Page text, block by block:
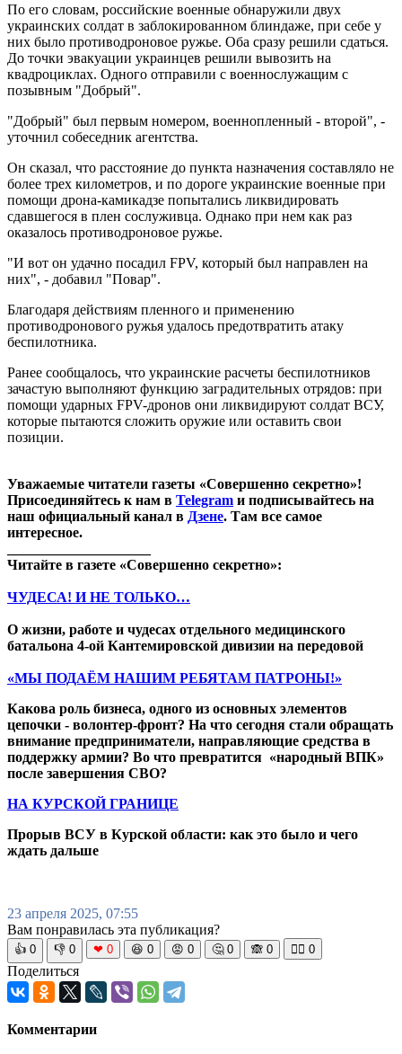
По его словам, российские военные обнаружили двух
украинских солдат в заблокированном блиндаже, при себе у
них было противодроновое ружье. Оба сразу решили сдаться.
До точки эвакуации украинцев решили вывозить на
квадроциклах. Одного отправили с военнослужащим с
позывным "Добрый".
"Добрый" был первым номером, военнопленный - второй", -
уточнил собеседник агентства.
Он сказал, что расстояние до пункта назначения составляло не
более трех километров, и по дороге украинские военные при
помощи дрона-камикадзе попытались ликвидировать
сдавшегося в плен сослуживца. Однако при нем как раз
оказалось противодроновое ружье.
"И вот он удачно посадил FPV, который был направлен на
них", - добавил "Повар".
Благодаря действиям пленного и применению
противодронового ружья удалось предотвратить атаку
беспилотника.
Ранее сообщалось, что украинские расчеты беспилотников
зачастую выполняют функцию заградительных отрядов: при
помощи ударных FPV-дронов они ликвидируют солдат ВСУ,
которые пытаются сложить оружие или оставить свои
позиции.
Уважаемые читатели газеты «Совершенно секретно»!
Присоединяйтесь к нам в Telegram и подписывайтесь на
наш официальный канал в Дзене. Там все самое
интересное.
Читайте в газете «Совершенно секретно»:
ЧУДЕСА! И НЕ ТОЛЬКО…
О жизни, работе и чудесах отдельного медицинского
батальона 4-ой Кантемировской дивизии на передовой
«МЫ ПОДАЁМ НАШИМ РЕБЯТАМ ПАТРОНЫ!»
Какова роль бизнеса, одного из основных элементов
цепочки - волонтер-фронт? На что сегодня стали обращать
внимание предприниматели, направляющие средства в
поддержку армии? Во что превратится «народный ВПК»
после завершения СВО?
НА КУРСКОЙ ГРАНИЦЕ
Прорыв ВСУ в Курской области: как это было и чего
ждать дальше
23 апреля 2025, 07:55
Вам понравилась эта публикация?
👍 0 👎 0 ❤ 0 😆 0 😡 0 🤔 0 🙈 0 🧘‍♀️ 0
Поделиться
Комментарии